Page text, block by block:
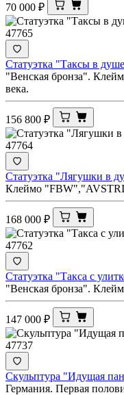
70 000 ₽
47765
Статуэтка "Таксы в
"Венская бронза".
века.
156 800 ₽
47764
Статуэтка "Лягушки в
Клеймо
168 000 ₽
47762
Статуэтка "Такса с
"Венская бронза".
147 000 ₽
47737
Скульптура "Идущая
Германия. Первая